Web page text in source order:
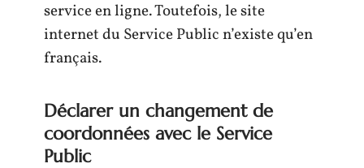
service en ligne. Toutefois, le site
internet du Service Public n’existe qu’en
français.
Déclarer un changement de
coordonnées avec le Service
Public